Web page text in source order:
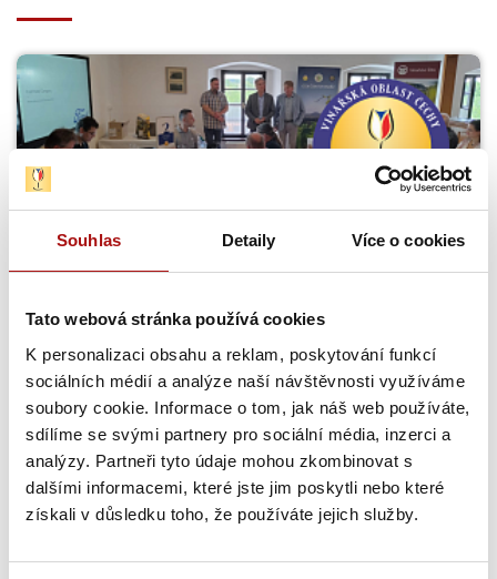
Souhlas Detaily Více o cookies
Tato webová stránka používá cookies
K personalizaci obsahu a reklam, poskytování funkcí
sociálních médií a analýze naší návštěvnosti využíváme
soubory cookie. Informace o tom, jak náš web používáte,
sdílíme se svými partnery pro sociální média, inzerci a
analýzy. Partneři tyto údaje mohou zkombinovat s
dalšími informacemi, které jste jim poskytli nebo které
získali v důsledku toho, že používáte jejich služby.
Šampionem Národní soutěže vín v Čechách
Národní soutěž vín zahájila letošní sezónu opět hodnocením
vín z vinařské oblasti Čechy. Titul Šampiona a zároveň…
31. 7. 2026
NVC